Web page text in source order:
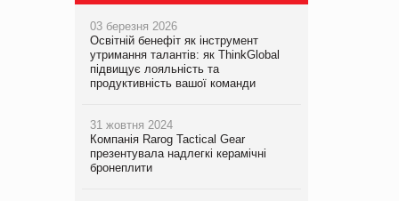
03 березня 2026
Освітній бенефіт як інструмент
утримання талантів: як ThinkGlobal
підвищує лояльність та
продуктивність вашої команди
31 жовтня 2024
Компанія Rarog Tactical Gear
презентувала надлегкі керамічні
бронеплити